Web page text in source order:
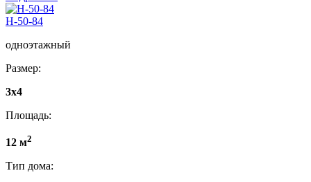
Н-50-84
одноэтажный
Размер:
3x4
Площадь:
12 м2
Тип дома: